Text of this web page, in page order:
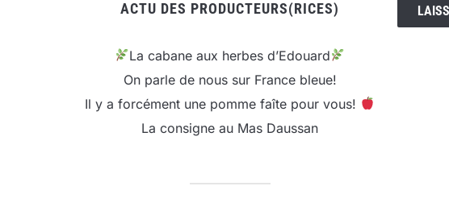
ACTU DES PRODUCTEURS(RICES)
La cabane aux herbes d’Edouard
On parle de nous sur France bleue!
Il y a forcément une pomme faîte pour vous!
La consigne au Mas Daussan